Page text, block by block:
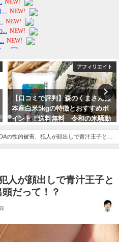
アフィリエイト
【口コミで評判】森のくまさん熊
本産白米5kgの特徴とおすすめポ
イント！送料無料 令和の米騒動
の性的被害、犯人が顔出しで青汁王子と出
人が顔出しで青汁王子と
だって！？